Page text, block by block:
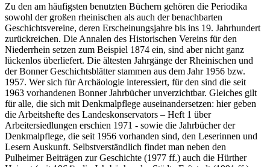
Zu den am häufigsten benutzten Büchern gehören die Periodika
sowohl der großen rheinischen als auch der benachbarten
Geschichtsvereine, deren Erscheinungsjahre bis ins 19. Jahrhundert
zurückreichen. Die Annalen des Historischen Vereins für den
Niederrhein setzen zum Beispiel 1874 ein, sind aber nicht ganz
lückenlos überliefert. Die ältesten Jahrgänge der Rheinischen und
der Bonner Geschichtsblätter stammen aus dem Jahr 1956 bzw.
1957. Wer sich für Archäologie interessiert, für den sind die seit
1963 vorhandenen Bonner Jahrbücher unverzichtbar. Gleiches gilt
für alle, die sich mit Denkmalpflege auseinandersetzen: hier geben
die Arbeitshefte des Landeskonservators – Heft 1 über
Arbeitersiedlungen erschien 1971 - sowie die Jahrbücher der
Denkmalpflege, die seit 1956 vorhanden sind, den Leserinnen und
Lesern Auskunft. Selbstverständlich findet man neben den
Pulheimer Beiträgen zur Geschichte (1977 ff.) auch die Hürther